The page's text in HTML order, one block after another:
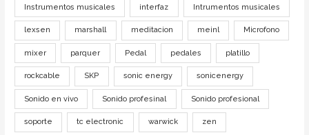
Instrumentos musicales interfaz Intrumentos musicales
lexsen marshall meditacion meinl Microfono
mixer parquer Pedal pedales platillo
rockcable SKP sonic energy sonicenergy
Sonido en vivo Sonido profesinal Sonido profesional
soporte tc electronic warwick zen